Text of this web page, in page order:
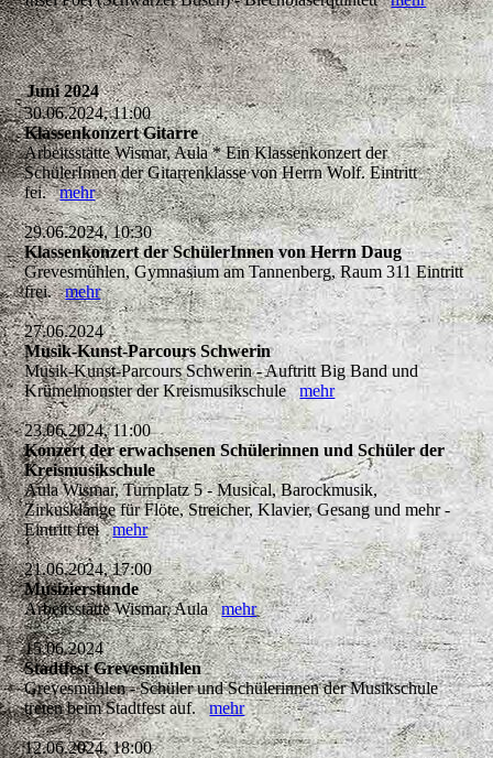
Juni 2024
30.06.2024, 11:00
Klassenkonzert Gitarre
Arbeitsstätte Wismar, Aula * Ein Klassenkonzert der
SchülerInnen der Gitarrenklasse von Herrn Wolf. Eintritt
fei.mehr
29.06.2024, 10:30
Klassenkonzert der SchülerInnen von Herrn Daug
Grevesmühlen, Gymnasium am Tannenberg, Raum 311 Eintritt
frei.mehr
27.06.2024
Musik-Kunst-Parcours Schwerin
Musik-Kunst-Parcours Schwerin - Auftritt Big Band und
Krümelmonster der Kreismusikschulemehr
23.06.2024, 11:00
Konzert der erwachsenen Schülerinnen und Schüler der
Kreismusikschule
Aula Wismar, Turnplatz 5 - Musical, Barockmusik,
Zirkusklänge für Flöte, Streicher, Klavier, Gesang und mehr -
Eintritt freimehr
21.06.2024, 17:00
Musizierstunde
Arbeitsstätte Wismar, Aulamehr
15.06.2024
Stadtfest Grevesmühlen
Grevesmühlen - Schüler und Schülerinnen der Musikschule
treten beim Stadtfest auf.mehr
12.06.2024, 18:00